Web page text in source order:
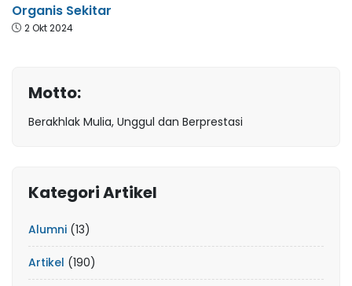
Organis Sekitar
2 Okt 2024
Motto:
Berakhlak Mulia, Unggul dan Berprestasi
Kategori Artikel
Alumni (13)
Artikel (190)